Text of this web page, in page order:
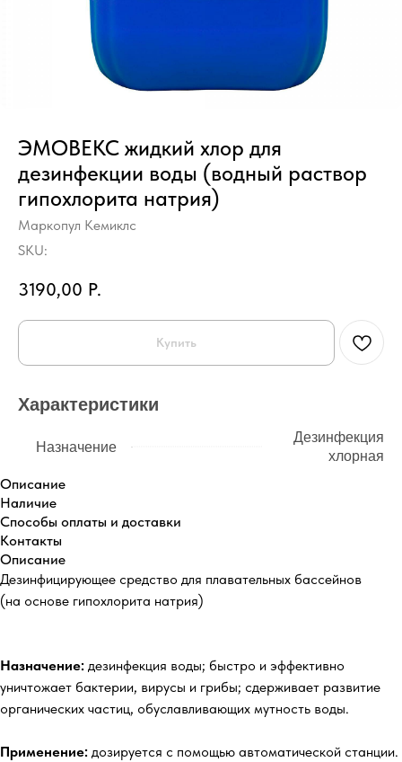
ЭМОВЕКС жидкий хлор для
дезинфекции воды (водный раствор
гипохлорита натрия)
Маркопул Кемиклс
SKU:
3190,00 Р.
Купить
Характеристики
Назначение
Дезинфекция
хлорная
Описание
Наличие
Способы оплаты и доставки
Контакты
Описание
Дезинфицирующее средство для плавательных бассейнов
(на основе гипохлорита натрия)
Назначение: дезинфекция воды; быстро и эффективно
уничтожает бактерии, вирусы и грибы; сдерживает развитие
органических частиц, обуславливающих мутность воды.
Применение: дозируется с помощью автоматической станции.